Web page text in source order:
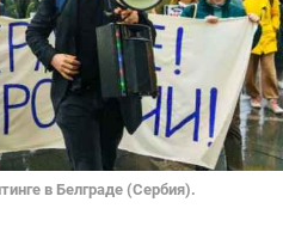
в Белграде (Сербия).